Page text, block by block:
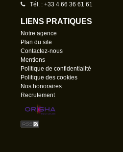
Tél. : +33 4 66 36 61 61
LIENS PRATIQUES
Notre agence
Plan du site
Contactez-nous
Mentions
Politique de confidentialité
Politique des cookies
Nos honoraires
Recrutement